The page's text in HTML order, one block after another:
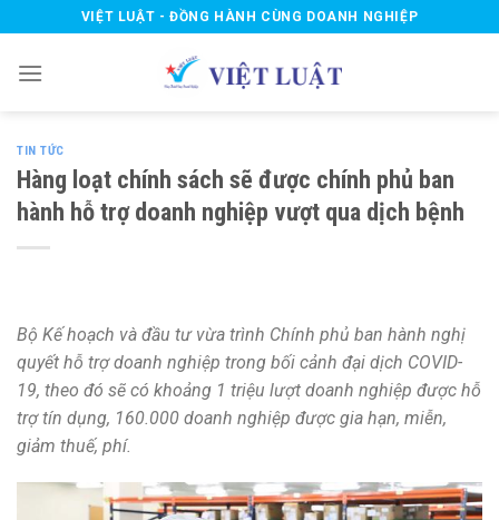
to
content
VIỆT LUẬT - ĐỒNG HÀNH CÙNG DOANH NGHIỆP
TIN TỨC
Hàng loạt chính sách sẽ được chính phủ ban
hành hỗ trợ doanh nghiệp vượt qua dịch bệnh
Bộ Kế hoạch và đầu tư vừa trình Chính phủ ban hành nghị
quyết hỗ trợ doanh nghiệp trong bối cảnh đại dịch COVID-
19, theo đó sẽ có khoảng 1 triệu lượt doanh nghiệp được hỗ
trợ tín dụng, 160.000 doanh nghiệp được gia hạn, miễn,
giảm thuế, phí.